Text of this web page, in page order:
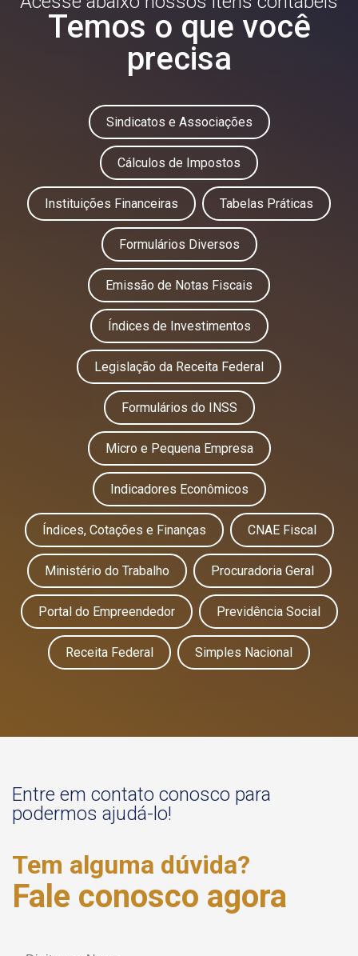
Temos o que você
precisa
Sindicatos e Associações
Cálculos de Impostos
Instituições Financeiras Tabelas Práticas
Formulários Diversos
Emissão de Notas Fiscais
Índices de Investimentos
Legislação da Receita Federal
Formulários do INSS
Micro e Pequena Empresa
Indicadores Econômicos
Índices, Cotações e Finanças CNAE Fiscal
Ministério do Trabalho Procuradoria Geral
Portal do Empreendedor Previdência Social
Receita Federal Simples Nacional
Entre em contato conosco para
podermos ajudá-lo!
Tem alguma dúvida?
Fale conosco agora